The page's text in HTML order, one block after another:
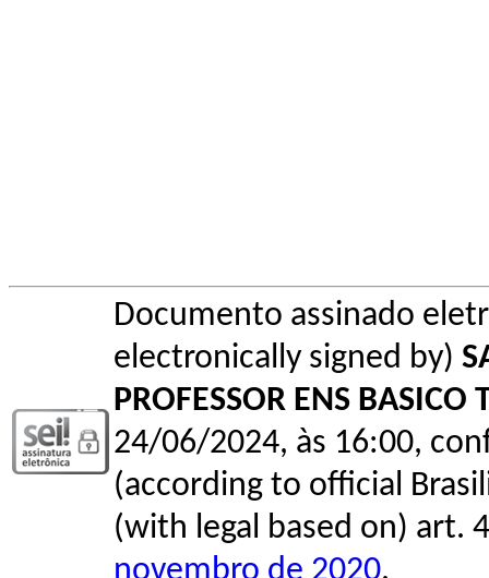
Documento assinado
electronically signed by)
PROFESSOR ENS BASICO
24/06/2024, às 16:00,
(according to official
(with legal based on) art.